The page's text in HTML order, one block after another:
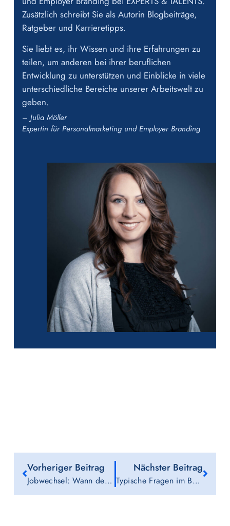
Zusätzlich schreibt Sie als Autorin Blogbeiträge,
Ratgeber und Karrieretipps.
Sie liebt es, ihr Wissen und ihre Erfahrungen zu
teilen, um anderen bei ihrer beruflichen
Entwicklung zu unterstützen und Einblicke in viele
unterschiedliche Bereiche unserer Arbeitswelt zu
geben.
– Julia Möller
Expertin für Personalmarketing und Employer Branding
Vorheriger Beitrag
Jobwechsel: Wann der richtige Zeitpunkt ist und wie man den Übergang meistert
Nächster Beitrag
Typische Fragen im Bewerbungsgespräch und wie Sie sich am besten darauf vorbereiten